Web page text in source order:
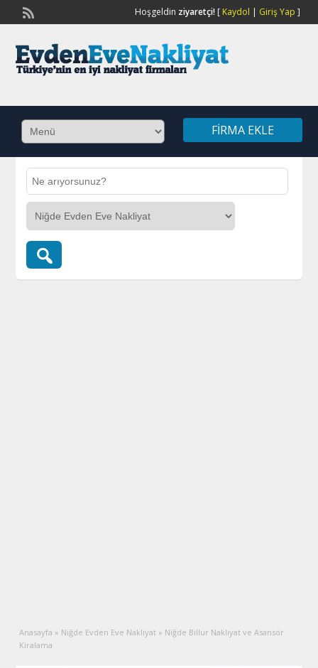
Hoşgeldin ziyaretçi![ Kaydol | Giriş Yap ]
FIRMA EKLE
Anasayfa » Niğde Evden Eve Nakliyat » Niğde Billur Nakliyat ve Asansör
Kiralama